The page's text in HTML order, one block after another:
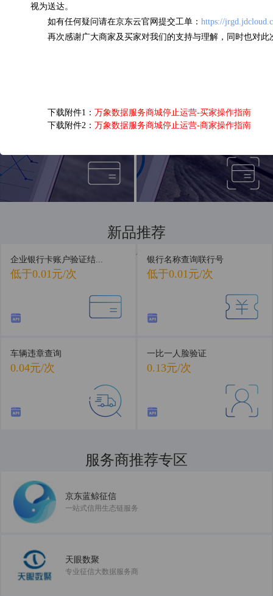
视为送达。
如有任何疑问请在京东云官网提交工单： https://
再次感谢广大商家及买家对我们的支持与理解，同时也对
下载附件1： 万象数据服务商城停止运营-买家操作指南
下载附件2： 万象数据服务商城停止运营-商家操作指南
企业三要素核验 OCR营业执照识别
银行卡四要素认证
新品推荐
新品首发，抢先体验
企业银行卡账户验证结...
低于0.01元/次
银行名称查询联行号
低于0.01元/次
车辆违章查询
0.04元/次
一比一人脸验证
0.13元/次
服务商推荐专区
京东蓝鲸征信
一站式信用生态链服务
天眼数聚
专业征信大数据服务商